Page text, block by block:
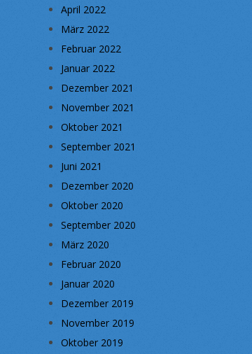
April 2022
März 2022
Februar 2022
Januar 2022
Dezember 2021
November 2021
Oktober 2021
September 2021
Juni 2021
Dezember 2020
Oktober 2020
September 2020
März 2020
Februar 2020
Januar 2020
Dezember 2019
November 2019
Oktober 2019